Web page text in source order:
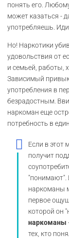
понять его.
может казаться -
употребляешь.
Но! Наркотики
удовольствия от
и семьей, работы,
Зависимый
употребления в
безрадостным.
наркоман еще
потребность в
Если в
получит
наркоманы
первое
которой он
наркоманы
тех, кто